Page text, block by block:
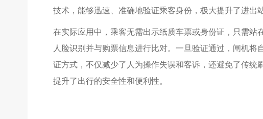
技术，能够迅速、准确地验证乘客身份，极大提升了进出站
在实际应用中，乘客无需出示纸质车票或身份证，只需
人脸识别并与购票信息进行比对。一旦验证通过，闸机
证方式，不仅减少了人为操作失误和客诉，还避免了传统
提升了出行的安全性和便利性。